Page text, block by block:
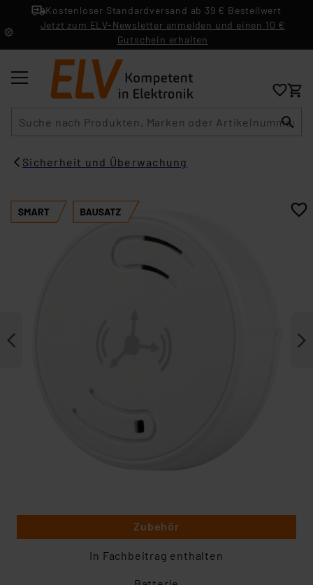
Kostenloser Standardversand ab 39 € Bestellwert
Jetzt zum ELV-Newsletter anmelden und einen 10 €
Gutschein erhalten
Sicherheit und Überwachung
Zubehör
In Fachbeitrag enthalten